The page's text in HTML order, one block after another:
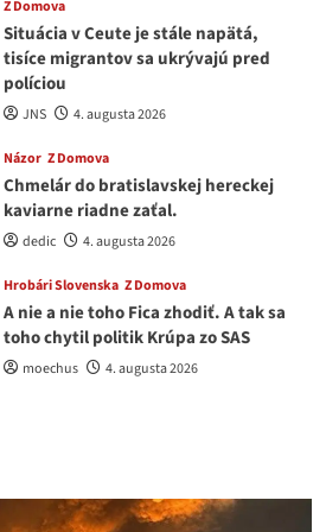
Z Domova
Situácia v Ceute je stále napätá,
tisíce migrantov sa ukrývajú pred
políciou
JNS 4. augusta 2026
Názor Z Domova
Chmelár do bratislavskej hereckej
kaviarne riadne zaťal.
dedic 4. augusta 2026
Hrobári Slovenska Z Domova
A nie a nie toho Fica zhodiť. A tak sa
toho chytil politik Krúpa zo SAS
moechus 4. augusta 2026